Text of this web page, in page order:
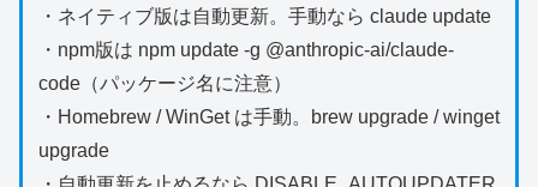
・ネイティブ版は自動更新。手動なら claude update
・npm版は npm update -g @anthropic-ai/claude-
code（パッケージ名に注意）
・Homebrew / WinGet は手動。brew upgrade / winget
upgrade